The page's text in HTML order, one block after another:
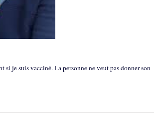
je suis vacciné. La personne ne veut pas donner son